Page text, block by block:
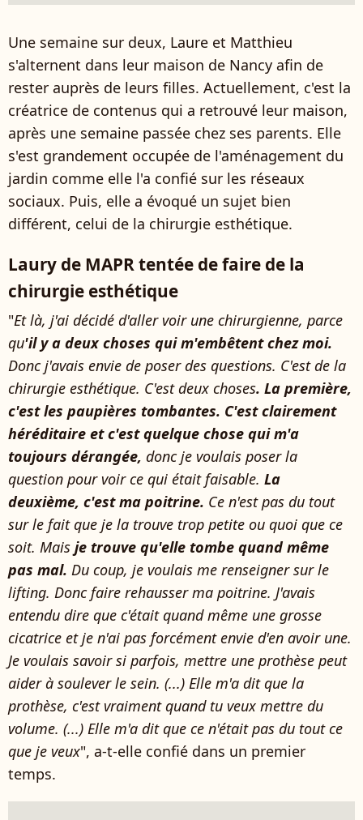
Une semaine sur deux, Laure et Matthieu
s'alternent dans leur maison de Nancy afin de
rester auprès de leurs filles. Actuellement, c'est la
créatrice de contenus qui a retrouvé leur maison,
après une semaine passée chez ses parents. Elle
s'est grandement occupée de l'aménagement du
jardin comme elle l'a confié sur les réseaux
sociaux. Puis, elle a évoqué un sujet bien
différent, celui de la chirurgie esthétique.
Laury de MAPR tentée de faire de la
chirurgie esthétique
"Et là, j'ai décidé d'aller voir une chirurgienne, parce
qu'il y a deux choses qui m'embêtent chez moi.
Donc j'avais envie de poser des questions. C'est de la
chirurgie esthétique. C'est deux choses. La première,
c'est les paupières tombantes. C'est clairement
héréditaire et c'est quelque chose qui m'a
toujours dérangée, donc je voulais poser la
question pour voir ce qui était faisable. La
deuxième, c'est ma poitrine. Ce n'est pas du tout
sur le fait que je la trouve trop petite ou quoi que ce
soit. Mais je trouve qu'elle tombe quand même
pas mal. Du coup, je voulais me renseigner sur le
lifting. Donc faire rehausser ma poitrine. J'avais
entendu dire que c'était quand même une grosse
cicatrice et je n'ai pas forcément envie d'en avoir une.
Je voulais savoir si parfois, mettre une prothèse peut
aider à soulever le sein. (...) Elle m'a dit que la
prothèse, c'est vraiment quand tu veux mettre du
volume. (...) Elle m'a dit que ce n'était pas du tout ce
que je veux", a-t-elle confié dans un premier
temps.